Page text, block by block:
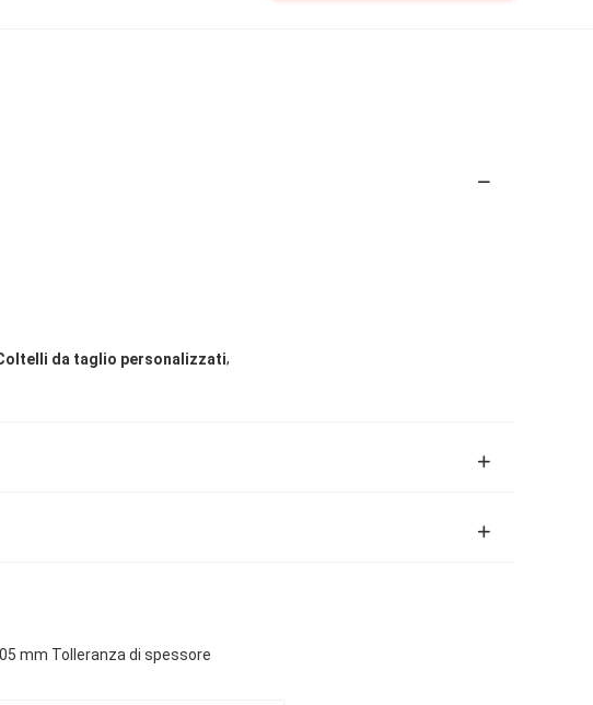
da taglio personalizzati,
mm Tolleranza di spessore